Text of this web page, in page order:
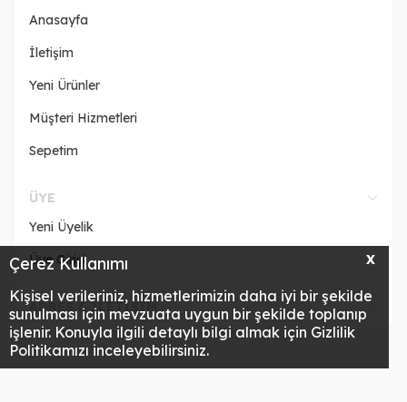
X
Çerez Kullanımı
Kişisel verileriniz, hizmetlerimizin daha iyi bir şekilde
sunulması için mevzuata uygun bir şekilde toplanıp
işlenir. Konuyla ilgili detaylı bilgi almak için Gizlilik
Politikamızı inceleyebilirsiniz.
Anasayfa
İletişim
Yeni Ürünler
Müşteri Hizmetleri
Sepetim
ÜYE
Yeni Üyelik
Üye Girişi
ADRES & İLETİŞİM